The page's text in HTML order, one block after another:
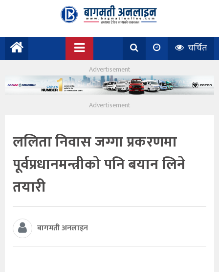
चर्चित
ललिता निवास जग्गा प्रकरणमा
पूर्वप्रधानमन्त्रीको पनि बयान लिने
तयारी
बागमती अनलाइन